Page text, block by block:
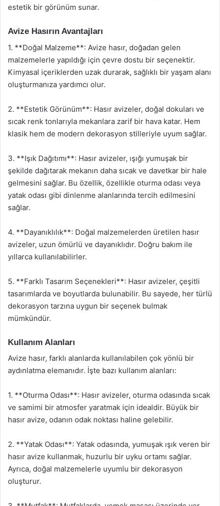
estetik bir görünüm sunar.
Avize Hasırın Avantajları
1. **Doğal Malzeme**: Avize hasır, doğadan gelen
malzemelerle yapıldığı için çevre dostu bir seçenektir.
Kimyasal içeriklerden uzak durarak, sağlıklı bir yaşam alanı
oluşturmanıza yardımcı olur.
2. **Estetik Görünüm**: Hasır avizeler, doğal dokuları ve
sıcak renk tonlarıyla mekanlara zarif bir hava katar. Hem
klasik hem de modern dekorasyon stilleriyle uyum sağlar.
3. **Işık Dağıtımı**: Hasır avizeler, ışığı yumuşak bir
şekilde dağıtarak mekanın daha sıcak ve davetkar bir hale
gelmesini sağlar. Bu özellik, özellikle oturma odası veya
yatak odası gibi dinlenme alanlarında tercih edilmesini
sağlar.
4. **Dayanıklılık**: Doğal malzemelerden üretilen hasır
avizeler, uzun ömürlü ve dayanıklıdır. Doğru bakım ile
yıllarca kullanılabilirler.
5. **Farklı Tasarım Seçenekleri**: Hasır avizeler, çeşitli
tasarımlarda ve boyutlarda bulunabilir. Bu sayede, her türlü
dekorasyon tarzına uygun bir seçenek bulmak
mümkündür.
Kullanım Alanları
Avize hasır, farklı alanlarda kullanılabilen çok yönlü bir
aydınlatma elemanıdır. İşte bazı kullanım alanları:
1. **Oturma Odası**: Hasır avizeler, oturma odasında sıcak
ve samimi bir atmosfer yaratmak için idealdir. Büyük bir
hasır avize, odanın odak noktası haline gelebilir.
2. **Yatak Odası**: Yatak odasında, yumuşak ışık veren bir
hasır avize kullanmak, huzurlu bir uyku ortamı sağlar.
Ayrıca, doğal malzemelerle uyumlu bir dekorasyon
oluşturur.